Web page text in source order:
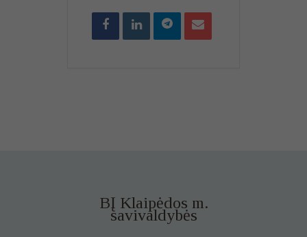
BĮ Klaipėdos m.
savivaldybės